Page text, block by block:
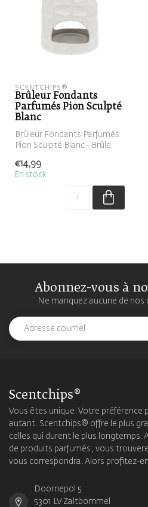
SCENTCHIPS®
Brûleur Fondants
Parfumés Pion Sculpté
Blanc
Brûleur Fondants Parfumés
Pion Sculpté Blanc - Brûle
€14,99
En stock
Abonnez-vous à
Ne manquez aucune de
Scentchips®
Vous êtes unique. Votre
autant. Scentchips® offre le plus
celles qui durent le plus longtemps.
de produits parfumés, vous
vous correspondra. Alors profitez-
Doornepol 5
5301 LV Zaltbommel